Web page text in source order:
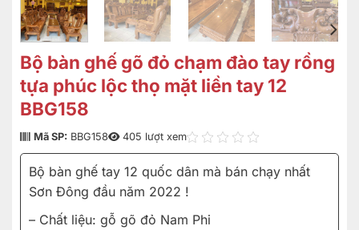
Bộ bàn ghế gõ đỏ chạm đào tay rồng
tựa phúc lộc thọ mặt liền tay 12
BBG158
Mã SP: BBG158 405 lượt xem
Bộ bàn ghế tay 12 quốc dân mà bán chạy nhất
Sơn Đông đầu năm 2022 !
– Chất liệu: gỗ gõ đỏ Nam Phi